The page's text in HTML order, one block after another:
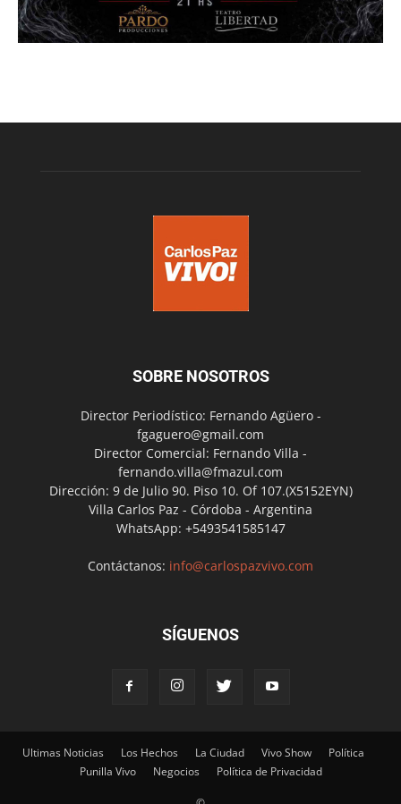
SOBRE NOSOTROS
Director Periodístico: Fernando Agüero -
fgaguero@gmail.com
Director Comercial: Fernando Villa -
fernando.villa@fmazul.com
Dirección: 9 de Julio 90. Piso 10. Of 107.(X5152EYN)
Villa Carlos Paz - Córdoba - Argentina
WhatsApp: +5493541585147
Contáctanos: info@carlospazvivo.com
SÍGUENOS
Ultimas Noticias Los Hechos La Ciudad Vivo Show
Política
Punilla Vivo
Negocios Política de Privacidad